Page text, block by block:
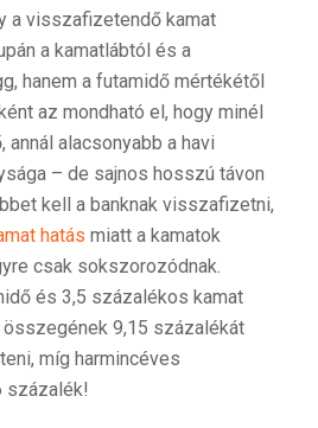
a visszafizetendő kamat
a kamatlábtól és a
hanem a futamidő mértékétől
az mondható el, hogy minél
alacsonyabb a havi
– de sajnos hosszú távon
kell a banknak visszafizetni,
hatás miatt a kamatok
csak sokszorozódnak.
és 3,5 százalékos kamat
9,15 százalékát
míg harmincéves
százalék!